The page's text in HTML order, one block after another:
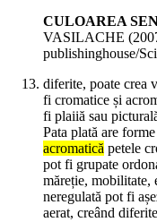
CULOAREA
VASILACHE (
publishinghouse/
diferite, poate crea
fi cromatice și
fi plaiiă sau
Pata plată are
acromatică petele
pot fi grupate
măreție, mobilitate,
neregulată pot fi
aerat, creând